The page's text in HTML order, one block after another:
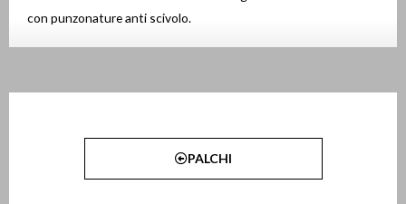
con punzonature anti scivolo.
PALCHI